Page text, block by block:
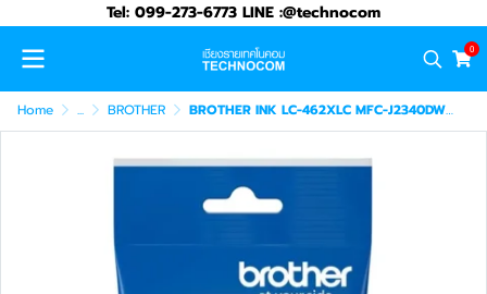
Tel: 099-273-6773 LINE :@technocom
0
Home ... BROTHER BROTHER INK LC-462XLC MFC-J2340DW/J2740DW/J3540DW/J3940DW